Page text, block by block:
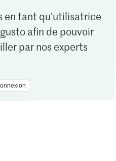
en tant qu'utilisatrice
afin de pouvoir
par nos experts